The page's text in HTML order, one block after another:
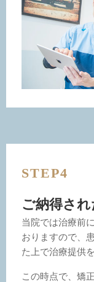
STEP4
ご納得さ
当院では治療前
おりますので、
た上で治療提供
この時点で、矯